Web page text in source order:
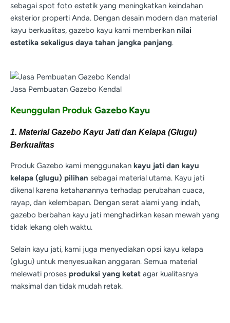
sebagai spot foto estetik yang meningkatkan keindahan
eksterior properti Anda. Dengan desain modern dan material
kayu berkualitas, gazebo kayu kami memberikan nilai
estetika sekaligus daya tahan jangka panjang.
Jasa Pembuatan Gazebo Kendal
Keunggulan ProdukGazebo Kayu
1. Material Gazebo Kayu Jati dan Kelapa (Glugu)
Berkualitas
Produk Gazebo kami menggunakan kayu jati dan kayu
kelapa (glugu) pilihan sebagai material utama. Kayu jati
dikenal karena ketahanannya terhadap perubahan cuaca,
rayap, dan kelembapan. Dengan serat alami yang indah,
gazebo berbahan kayu jati menghadirkan kesan mewah yang
tidak lekang oleh waktu.
Selain kayu jati, kami juga menyediakan opsi kayu kelapa
(glugu) untuk menyesuaikan anggaran. Semua material
melewati proses produksi yang ketat agar kualitasnya
maksimal dan tidak mudah retak.